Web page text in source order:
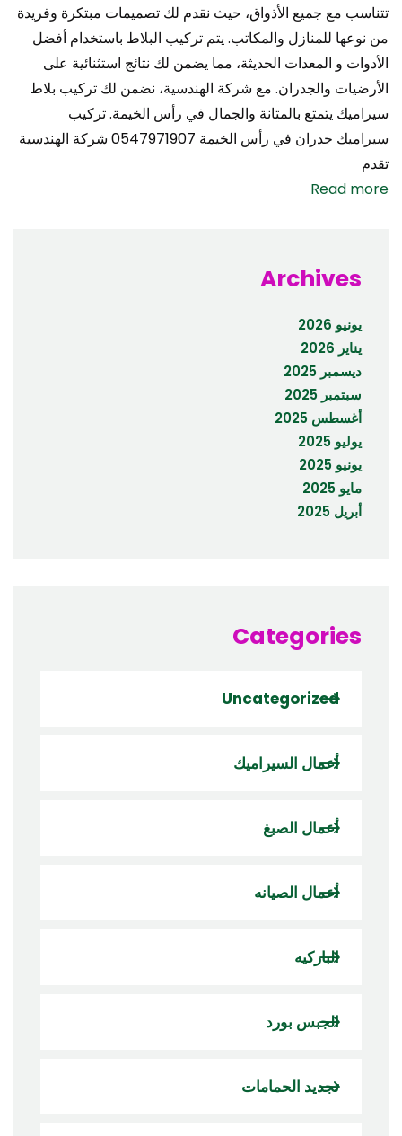
تتناسب مع جميع الأذواق، حيث نقدم لك تصميمات مبتكرة وفريدة
من نوعها للمنازل والمكاتب. يتم تركيب البلاط باستخدام أفضل
الأدوات و المعدات الحديثة، مما يضمن لك نتائج استثنائية على
الأرضيات والجدران. مع شركة الهندسية، نضمن لك تركيب بلاط
سيراميك يتمتع بالمتانة والجمال في رأس الخيمة. تركيب
سيراميك جدران في رأس الخيمة 0547971907 شركة الهندسية
تقدم
Read more
Archives
يونيو 2026
يناير 2026
ديسمبر 2025
سبتمبر 2025
أغسطس 2025
يوليو 2025
يونيو 2025
مايو 2025
أبريل 2025
Categories
Uncategorized
أعمال السيراميك
أعمال الصبغ
أعمال الصيانه
الباركيه
الجبس بورد
تجديد الحمامات